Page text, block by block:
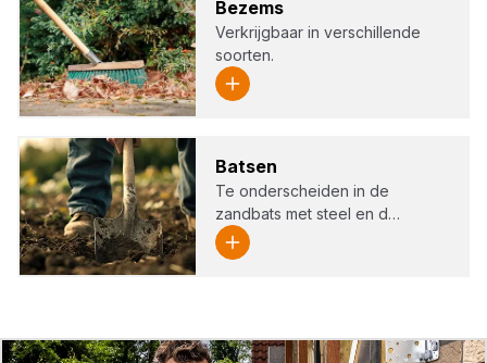
Bezems
Verkrijgbaar in verschillende
soorten.
Bat­sen
Te onderscheiden in de
zandbats met steel en d…